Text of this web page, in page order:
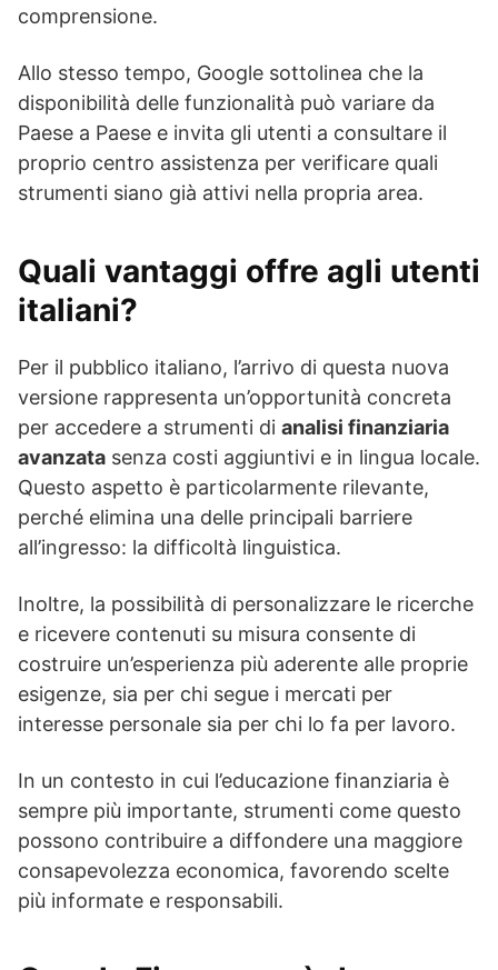
comprensione.
Allo stesso tempo, Google sottolinea che la
disponibilità delle funzionalità può variare da
Paese a Paese e invita gli utenti a consultare il
proprio centro assistenza per verificare quali
strumenti siano già attivi nella propria area.
Quali vantaggi offre agli utenti
italiani?
Per il pubblico italiano, l’arrivo di questa nuova
versione rappresenta un’opportunità concreta
per accedere a strumenti di analisi finanziaria
avanzata senza costi aggiuntivi e in lingua locale.
Questo aspetto è particolarmente rilevante,
perché elimina una delle principali barriere
all’ingresso: la difficoltà linguistica.
Inoltre, la possibilità di personalizzare le ricerche
e ricevere contenuti su misura consente di
costruire un’esperienza più aderente alle proprie
esigenze, sia per chi segue i mercati per
interesse personale sia per chi lo fa per lavoro.
In un contesto in cui l’educazione finanziaria è
sempre più importante, strumenti come questo
possono contribuire a diffondere una maggiore
consapevolezza economica, favorendo scelte
più informate e responsabili.